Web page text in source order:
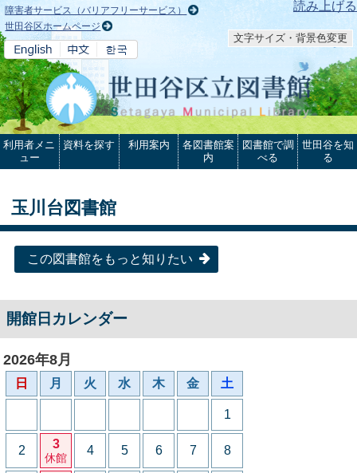
本文へ 読み上げる
障害者サービス（バリアフリーサービス）
世田谷区ホームページ
文字サイズ・背景色変更
利用者メニ
ュー
資料を探す 利用案内
各図書館案
内
図書館で調
べる
世田谷を知
る
玉川台図書館
この図書館をもっと知りたい
開館日カレンダー
2026年8月
日 月 火 水 木 金 土
1
2 3
休館
4 5 6 7 8